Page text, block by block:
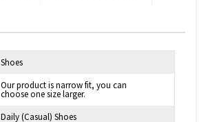
Shoes
Our product is narrow fit, you can
choose one size larger.
Daily (Casual) Shoes